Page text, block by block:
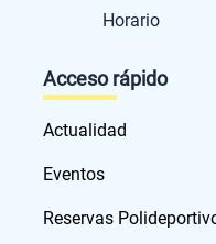
Horario
Acceso rápido
Actualidad
Eventos
Reservas